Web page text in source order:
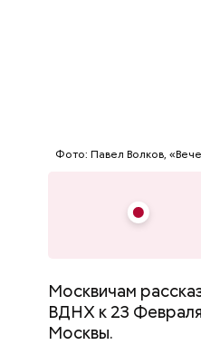
Фото: Павел Волков,
Москвичам
ВДНХ к 23
Москвы.
проекта
службе